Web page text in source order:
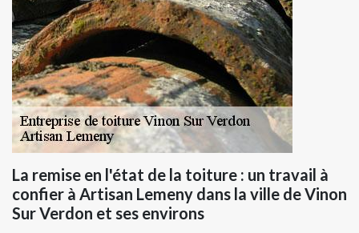
La remise en l'état de la toiture : un travail à
confier à Artisan Lemeny dans la ville de Vinon
Sur Verdon et ses environs